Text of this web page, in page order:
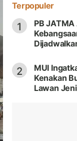
Terpopuler
1
PB
2
MUI
Kenakan
Lawan